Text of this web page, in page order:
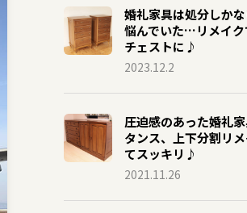
婚礼家具は処分しか
悩んでいた…リメイ
チェストに♪
2023.12.2
圧迫感のあった婚礼
タンス、上下分割リ
てスッキリ♪
2021.11.26